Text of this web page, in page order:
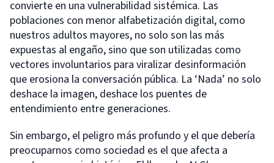
convierte en una vulnerabilidad sistémica. Las
poblaciones con menor alfabetización digital, como
nuestros adultos mayores, no solo son las más
expuestas al engaño, sino que son utilizadas como
vectores involuntarios para viralizar desinformación
que erosiona la conversación pública. La ‘Nada’ no solo
deshace la imagen, deshace los puentes de
entendimiento entre generaciones.
Sin embargo, el peligro más profundo y el que debería
preocuparnos como sociedad es el que afecta a